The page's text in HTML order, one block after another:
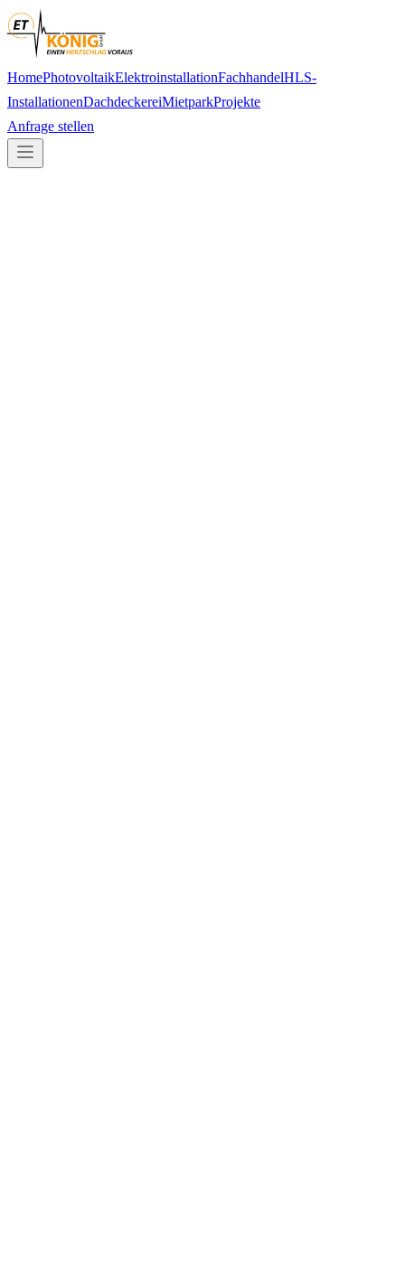
HomePhotovoltaikElektroinstallationFachhandelHLS-
InstallationenDachdeckereiMietparkProjekte
Anfrage stellen